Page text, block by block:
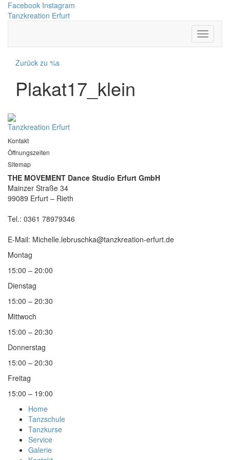
Facebook Instagram
Tanzkreation Erfurt
Zurück zu %s
Plakat17_klein
Tanzkreation Erfurt
Kontakt
Öffnungszeiten
Sitemap
THE MOVEMENT Dance Studio Erfurt GmbH
Mainzer Straße 34
99089 Erfurt – Rieth
Tel.: 0361 78979346
E-Mail: Michelle.lebruschka@tanzkreation-erfurt.de
Montag
15:00 – 20:00
Dienstag
15:00 – 20:30
Mittwoch
15:00 – 20:30
Donnerstag
15:00 – 20:30
Freitag
15:00 – 19:00
Home
Tanzschule
Tanzkurse
Service
Galerie